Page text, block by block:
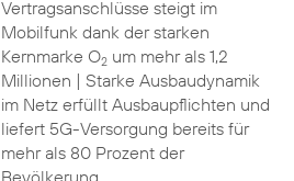
Vertragsanschlüsse steigt im
Mobilfunk dank der starken
Kernmarke O2um mehr als 1,2
Millionen | Starke Ausbaudynamik
im Netz erfüllt Ausbaupflichten und
liefert 5G-Versorgung bereits für
mehr als 80 Prozent der
Bevölkerung